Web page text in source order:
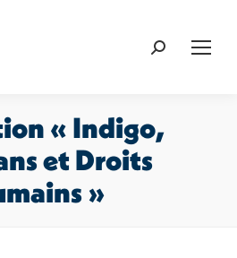
Recherche
« Indigo,
et Droits
»